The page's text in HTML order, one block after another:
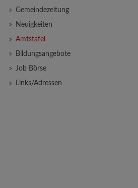
Gemeindezeitung
Neuigkeiten
Amtstafel
Bildungsangebote
Job Börse
Links/Adressen